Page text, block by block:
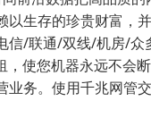
生存的珍贵财富
/联通/双线/机房/
使您机器永远不
务。使用千兆网